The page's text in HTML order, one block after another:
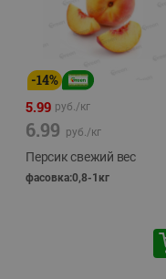
-14%
5.99 руб./кг
6.99 руб./кг
Персик свежий вес
фасовка:0,8-1кг